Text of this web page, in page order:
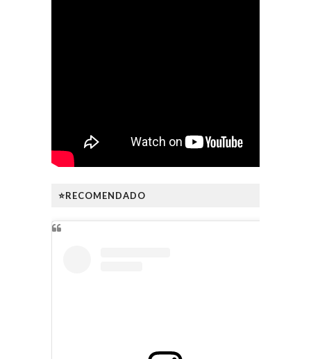
⭐RECOMENDADO